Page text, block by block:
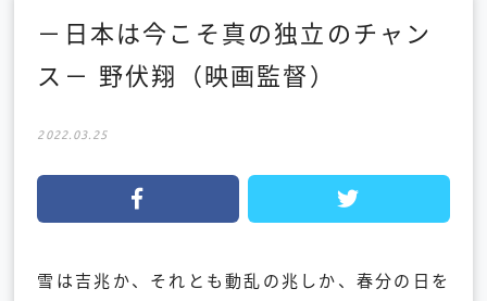
－日本は今こそ真の独立のチャン
ス－ 野伏翔（映画監督）
2022.03.25
雪は吉兆か、それとも動乱の兆しか、春分の日を